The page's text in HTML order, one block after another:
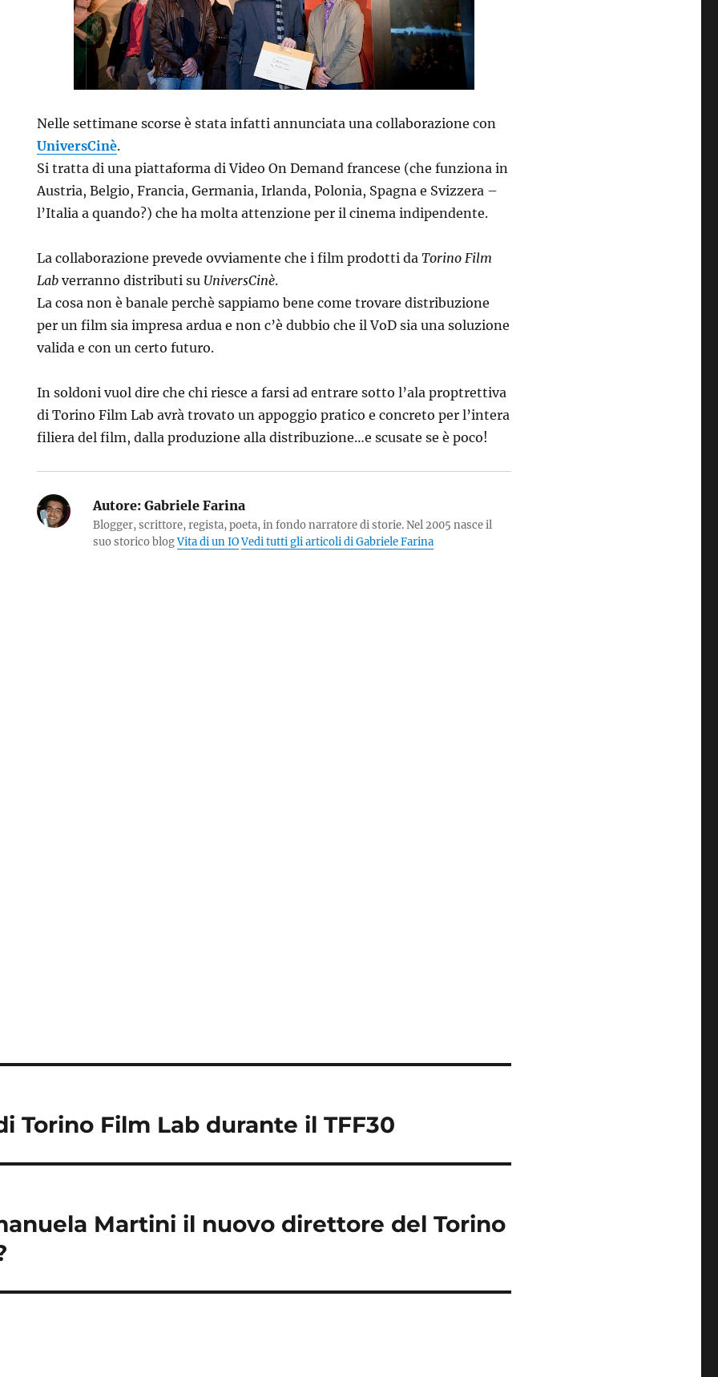
Nelle settimane scorse è stata infatti annunciata una collaborazione con
UniversCinè.
Si tratta di una piattaforma di Video On Demand francese (che funziona in
Austria, Belgio, Francia, Germania, Irlanda, Polonia, Spagna e Svizzera –
l’Italia a quando?) che ha molta attenzione per il cinema indipendente.
La collaborazione prevede ovviamente che i film prodotti daTorino Film
Lab verranno distributi su UniversCinè.
La cosa non è banale perchè sappiamo bene come trovare distribuzione
per un film sia impresa ardua e non c’è dubbio che il VoD sia una soluzione
valida e con un certo futuro.
In soldoni vuol dire che chi riesce a farsi ad entrare sotto l’ala proptrettiva
di Torino Film Lab avrà trovato un appoggio pratico e concreto per l’intera
filiera del film, dalla produzione alla distribuzione…e scusate se è poco!
Autore: Gabriele Farina
Blogger, scrittore, regista, poeta, in fondo narratore di storie. Nel 2005 nasce il
suo storico blogVita di un IO Vedi tutti gli articoli di Gabriele Farina
Torino Film Lab durante il TFF30
Martini il nuovo direttore del Torino